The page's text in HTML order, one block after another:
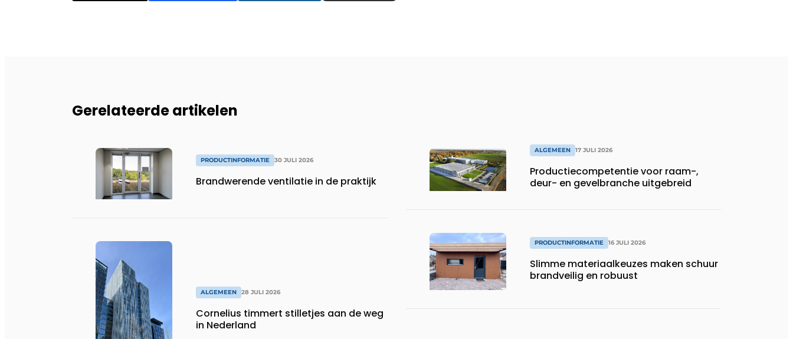
Gerelateerde artikelen
PRODUCTINFORMATIE 30 JULI 2026
Brandwerende ventilatie in de praktijk
ALGEMEEN 28 JULI 2026
Cornelius timmert stilletjes aan de weg
in Nederland
ALGEMEEN 17 JULI 2026
Productiecompetentie voor raam-,
deur- en gevelbranche uitgebreid
PRODUCTINFORMATIE 16 JULI 2026
Slimme materiaalkeuzes maken schuur
brandveilig en robuust